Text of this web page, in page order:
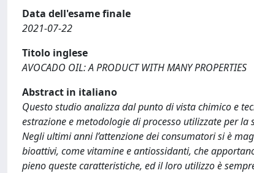
Data dell'esame finale
2021-07-22
Titolo inglese
AVOCADO OIL: A PRODUCT WITH MANY PROPERTIES
Abstract in italiano
Questo studio analizza dal punto di vista chimico e
estrazione e metodologie di processo utilizzate per
Negli ultimi anni l’attenzione dei consumatori si è
bioattivi, come vitamine e antiossidanti, che
pieno queste caratteristiche, ed il loro utilizzo è